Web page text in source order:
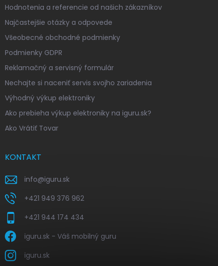
Hodnotenia a referencie od našich zákazníkov
Najčastejšie otázky a odpovede
Všeobecné obchodné podmienky
Podmienky GDPR
Reklamačný a servisný formulár
Nechajte si naceniť servis svojho zariadenia
Výhodný výkup elektroniky
Ako prebieha výkup elektroniky na iguru.sk?
Ako Vrátiť Tovar
KONTAKT
info@iguru.sk
+421 949 376 962
+421 944 174 434
iguru.sk - Váš mobilný guru
iguru.sk